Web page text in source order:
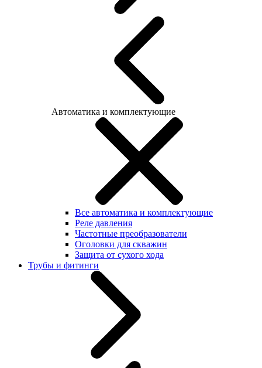
Автоматика и комплектующие
Все автоматика и комплектующие
Реле давления
Частотные преобразователи
Оголовки для скважин
Защита от сухого хода
Трубы и фитинги